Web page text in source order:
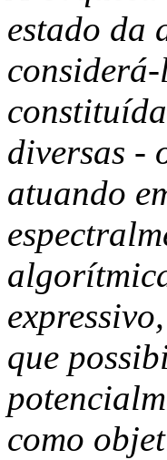
estado da
diversas -
atuando
que
como